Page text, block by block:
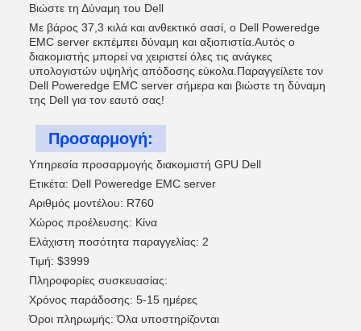
Βιώστε τη Δύναμη του Dell
Με βάρος 37,3 κιλά και ανθεκτικό σασί, ο Dell Poweredge
EMC server εκπέμπει δύναμη και αξιοπιστία.Αυτός ο
διακομιστής μπορεί να χειριστεί όλες τις ανάγκες
υπολογιστών υψηλής απόδοσης εύκολα.Παραγγείλετε τον
Dell Poweredge EMC server σήμερα και βιώστε τη δύναμη
της Dell για τον εαυτό σας!
Προσαρμογή:
Υπηρεσία προσαρμογής διακομιστή GPU Dell
Ετικέτα: Dell Poweredge EMC server
Αριθμός μοντέλου: R760
Χώρος προέλευσης: Κίνα
Ελάχιστη ποσότητα παραγγελίας: 2
Τιμή: $3999
Πληροφορίες συσκευασίας:
Χρόνος παράδοσης: 5-15 ημέρες
Όροι πληρωμής: Όλα υποστηρίζονται